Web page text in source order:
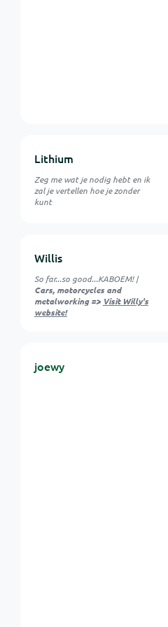
Lithium
Zeg me wat je nodig hebt en ik
zal je vertellen hoe je zonder
kunt
Willis
So far...so good...KABOEM! |
Cars, motorcycles and
metalworking => Visit Willy's
website!
joewy